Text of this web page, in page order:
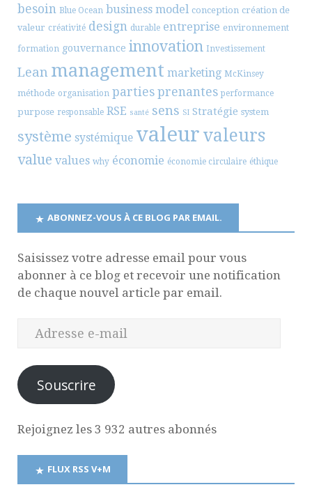
besoin Blue Ocean business model conception création de
valeur créativité design durable entreprise environnement
formation gouvernance innovation Investissement
Lean management marketing McKinsey
méthode organisation parties prenantes performance
purpose responsable RSE santé sens SI Stratégie system
système systémique valeur valeurs
value values why économie économie circulaire éthique
ABONNEZ-VOUS À CE BLOG PAR EMAIL.
Saisissez votre adresse email pour vous
abonner à ce blog et recevoir une notification
de chaque nouvel article par email.
Souscrire
Rejoignez les 3 932 autres abonnés
FLUX RSS V+M